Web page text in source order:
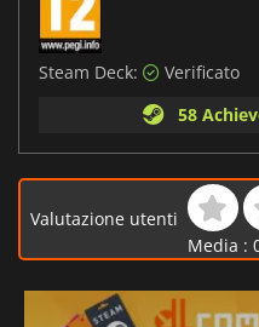
Steam Deck:
Verificato
58
Valutazione utenti
Media :